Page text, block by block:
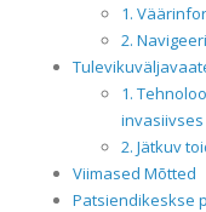
1.
2.
1.
2. Jätkuv
Viimased Mõtted
Patsiendikeskse